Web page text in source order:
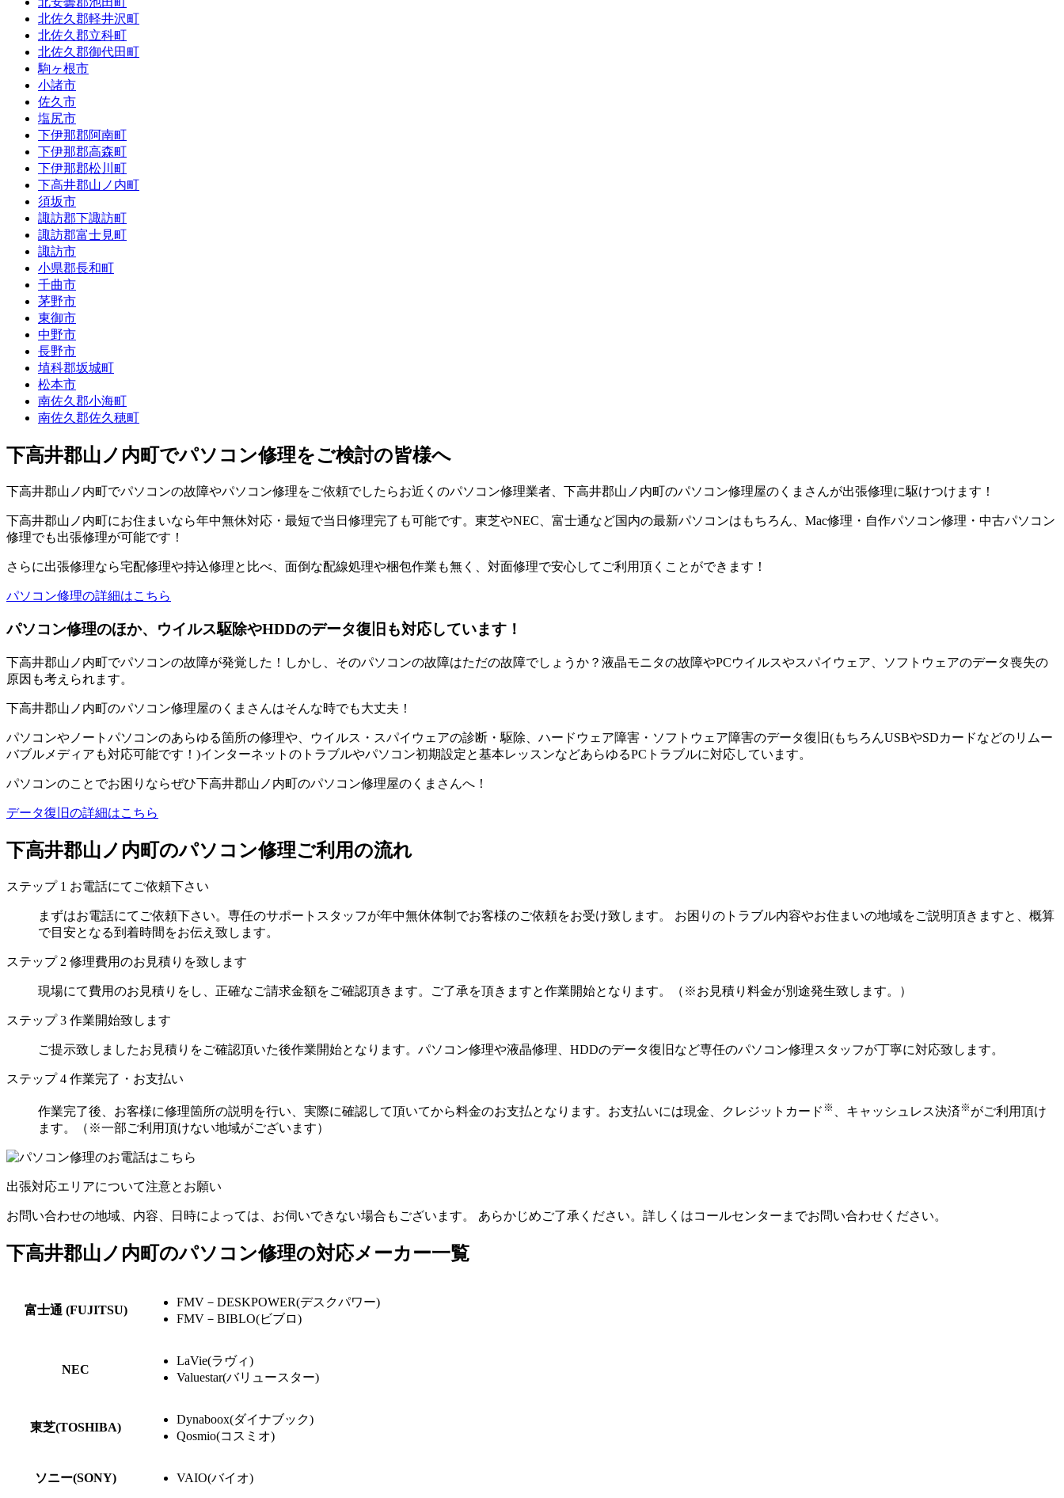
北佐久郡軽井沢町
北佐久郡立科町
北佐久郡御代田町
駒ヶ根市
小諸市
佐久市
塩尻市
下伊那郡阿南町
下伊那郡高森町
下伊那郡松川町
下高井郡山ノ内町
須坂市
諏訪郡下諏訪町
諏訪郡富士見町
諏訪市
小県郡長和町
千曲市
茅野市
東御市
中野市
長野市
埴科郡坂城町
松本市
南佐久郡小海町
南佐久郡佐久穂町
下高井郡山ノ内町でパソコン修理をご検討の皆様へ
下高井郡山ノ内町でパソコンの故障やパソコン修理をご依頼でしたらお近くのパソコン修理業者、下高井郡山ノ内町のパソコン修理屋のくまさんが出張修理に駆けつけます！
下高井郡山ノ内町にお住まいなら年中無休対応・最短で当日修理完了も可能です。東芝やNEC、富士通など国内の最新パソコンはもちろん、Mac修理・自作パソコン修理・中古パソコン
修理でも出張修理が可能です！
さらに出張修理なら宅配修理や持込修理と比べ、面倒な配線処理や梱包作業も無く、対面修理で安心してご利用頂くことができます！
パソコン修理の詳細はこちら
パソコン修理のほか、ウイルス駆除やHDDのデータ復旧も対応しています！
下高井郡山ノ内町でパソコンの故障が発覚した！しかし、そのパソコンの故障はただの故障でしょうか？液晶モニタの故障やPCウイルスやスパイウェア、ソフトウェアのデータ喪失の
原因も考えられます。
下高井郡山ノ内町のパソコン修理屋のくまさんはそんな時でも大丈夫！
パソコンやノートパソコンのあらゆる箇所の修理や、ウイルス・スパイウェアの診断・駆除、ハードウェア障害・ソフトウェア障害のデータ復旧(もちろんUSBやSDカードなどのリムー
バブルメディアも対応可能です！)インターネットのトラブルやパソコン初期設定と基本レッスンなどあらゆるPCトラブルに対応しています。
パソコンのことでお困りならぜひ下高井郡山ノ内町のパソコン修理屋のくまさんへ！
データ復旧の詳細はこちら
下高井郡山ノ内町のパソコン修理ご利用の流れ
ステップ 1 お電話にてご依頼下さい
まずはお電話にてご依頼下さい。専任のサポートスタッフが年中無休体制でお客様のご依頼をお受け致します。 お困りのトラブル内容やお住まいの地域をご説明頂きますと、概算
で目安となる到着時間をお伝え致します。
ステップ 2 修理費用のお見積りを致します
現場にて費用のお見積りをし、正確なご請求金額をご確認頂きます。ご了承を頂きますと作業開始となります。（※お見積り料金が別途発生致します。）
ステップ 3 作業開始致します
ご提示致しましたお見積りをご確認頂いた後作業開始となります。パソコン修理や液晶修理、HDDのデータ復旧など専任のパソコン修理スタッフが丁寧に対応致します。
ステップ 4 作業完了・お支払い
作業完了後、お客様に修理箇所の説明を行い、実際に確認して頂いてから料金のお支払となります。お支払いには現金、クレジットカード ※ 、キャッシュレス決済 ※ がご利用頂け
ます。（※一部ご利用頂けない地域がございます）
出張対応エリアについて注意とお願い
お問い合わせの地域、内容、日時によっては、お伺いできない場合もございます。 あらかじめご了承ください。詳しくはコールセンターまでお問い合わせください。
下高井郡山ノ内町のパソコン修理の対応メーカー一覧
富士通 (FUJITSU)
FMV－DESKPOWER(デスクパワー)
FMV－BIBLO(ビブロ)
NEC
LaVie(ラヴィ)
Valuestar(バリュースター)
東芝(TOSHIBA)
Dynaboox(ダイナブック)
Qosmio(コスミオ)
ソニー(SONY) VAIO(バイオ)